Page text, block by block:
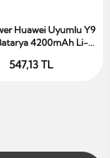
Sepete Ekle
Huawei Uyumlu Y9
4200mAh Li-
547,13 TL